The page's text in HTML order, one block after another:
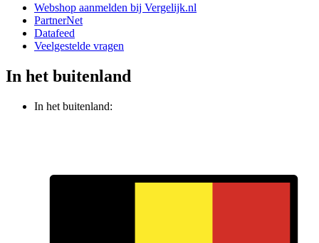
Webshop aanmelden bij Vergelijk.nl
PartnerNet
Datafeed
Veelgestelde vragen
In het buitenland
In het buitenland: